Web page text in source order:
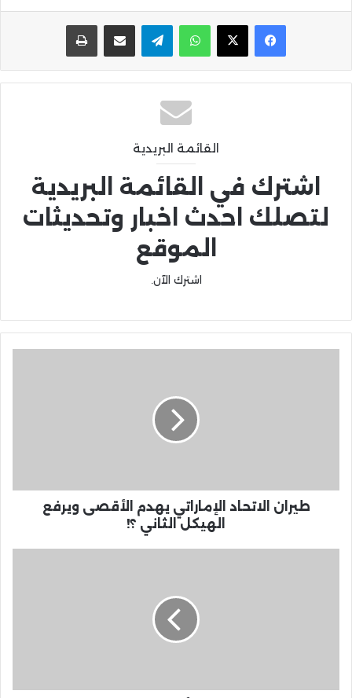
واتساب تيلقرام مشاركة عبر البريد
القائمة البريدية
اشترك في القائمة البريدية
لتصلك احدث اخبار وتحديثات
الموقع
اشترك الآن.
طيران الاتحاد الإماراتي يهدم الأقصى ويرفع
الهيكل الثاني ؟!